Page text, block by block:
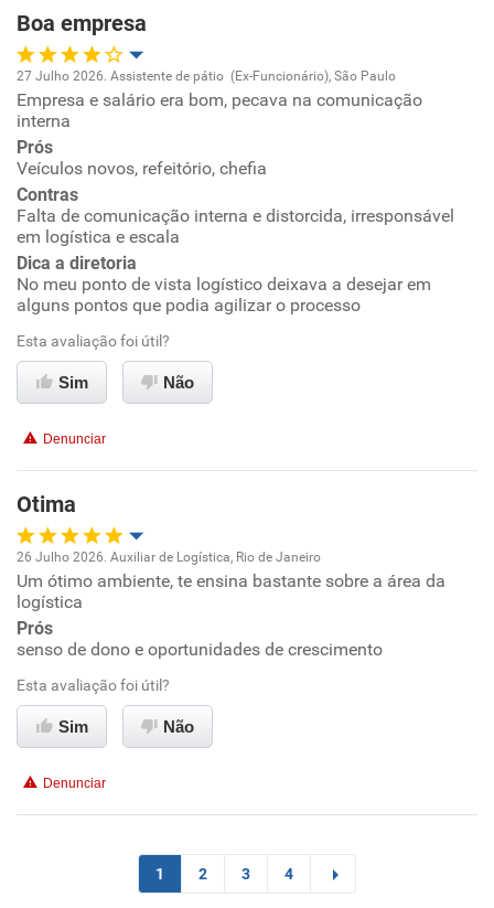
Recomenda esta empresa
Recomenda a diretoria
Boa empresa
Oportunidade de promoção
Ambiente de trabalho
Conciliação com a vida familiar
Benefícios
27 Julho 2026. Assistente de pátio (Ex-Funcionário), São Paulo
Empresa e salário era bom, pecava na comunicação
interna
Prós
Veículos novos, refeitório, chefia
Contras
Falta de comunicação interna e distorcida, irresponsável
em logística e escala
Dica a diretoria
No meu ponto de vista logístico deixava a desejar em
alguns pontos que podia agilizar o processo
Esta avaliação foi útil?
Sim Não
Denunciar
Otima
Oportunidade de promoção
Ambiente de trabalho
Conciliação com a vida familiar
Benefícios
26 Julho 2026. Auxiliar de Logística, Rio de Janeiro
Um ótimo ambiente, te ensina bastante sobre a área da
logística
Prós
senso de dono e oportunidades de crescimento
Esta avaliação foi útil?
Sim Não
Denunciar
1 2 3 4